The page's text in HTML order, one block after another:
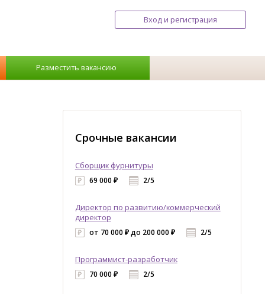
Вход и регистрация
Разместить вакансию
Срочные вакансии
Сборщик фурнитуры
69 000 ₽ 2/5
Директор по развитию/коммерческий
директор
от 70 000 ₽ до 200 000 ₽ 2/5
Программист-разработчик
70 000 ₽ 2/5